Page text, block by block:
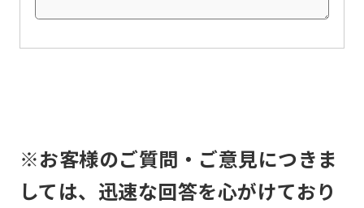
※お客様のご質問・ご意見につきま
しては、迅速な回答を心がけており
service.